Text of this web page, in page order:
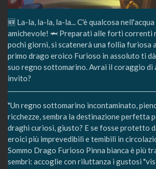
🆕 La-la, la-la, la-la... C'è qualcosa nell'acqua
amichevole! 🦈 Preparati alle forti correnti
pochi giorni, si scatenerà una follia furiosa
primo drago eroico Furioso in assoluto ti
suo regno sottomarino. Avrai il coraggio di
invito?
"Un regno sottomarino incontaminato,
ricchezze, sembra la destinazione perfetta
draghi curiosi, giusto? E se fosse protetto
eroici più imprevedibili e temibili in
Sommo Drago Furioso Pinna bianca è più
sembri: accoglie con riluttanza i gustosi